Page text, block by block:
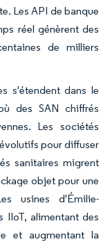
Les API de banque
réel génèrent des
de milliers
s'étendent dans le
des SAN chiffrés
Les sociétés
pour diffuser
sanitaires migrent
objet pour une
usines d'Émilie-
IIoT, alimentant des
et augmentant la